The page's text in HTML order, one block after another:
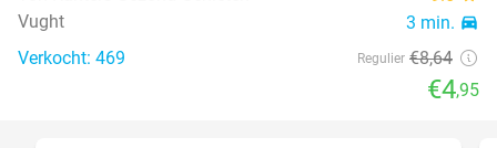
Vught 3 min. directions_car
Verkocht: 469 Regulier €8,64
€4,95